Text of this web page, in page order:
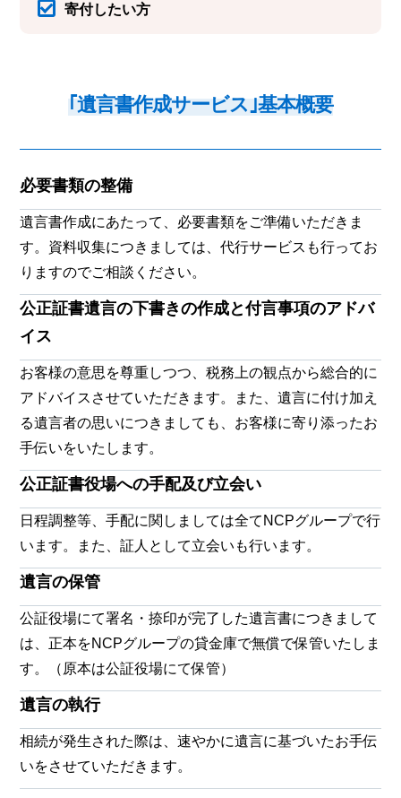
寄付したい方
｢遺言書作成サービス｣基本概要
必要書類の整備
遺言書作成にあたって、必要書類をご準備いただきま
す。資料収集につきましては、代行サービスも行ってお
りますのでご相談ください。
公正証書遺言の下書きの作成と付言事項のアドバ
イス
お客様の意思を尊重しつつ、税務上の観点から総合的に
アドバイスさせていただきます。また、遺言に付け加え
る遺言者の思いにつきましても、お客様に寄り添ったお
手伝いをいたします。
公正証書役場への手配及び立会い
日程調整等、手配に関しましては全てNCPグループで行
います。また、証人として立会いも行います。
遺言の保管
公証役場にて署名・捺印が完了した遺言書につきまして
は、正本をNCPグループの貸金庫で無償で保管いたしま
す。（原本は公証役場にて保管）
遺言の執行
相続が発生された際は、速やかに遺言に基づいたお手伝
いをさせていただきます。